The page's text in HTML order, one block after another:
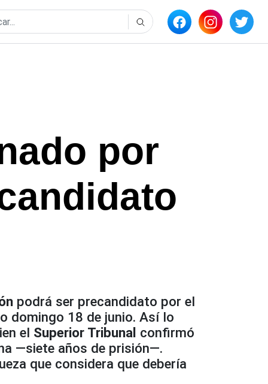
por
podrá ser precandidato por el
domingo 18 de junio. Así lo
el Superior Tribunal confirmó
—siete años de prisión—.
que considera que debería